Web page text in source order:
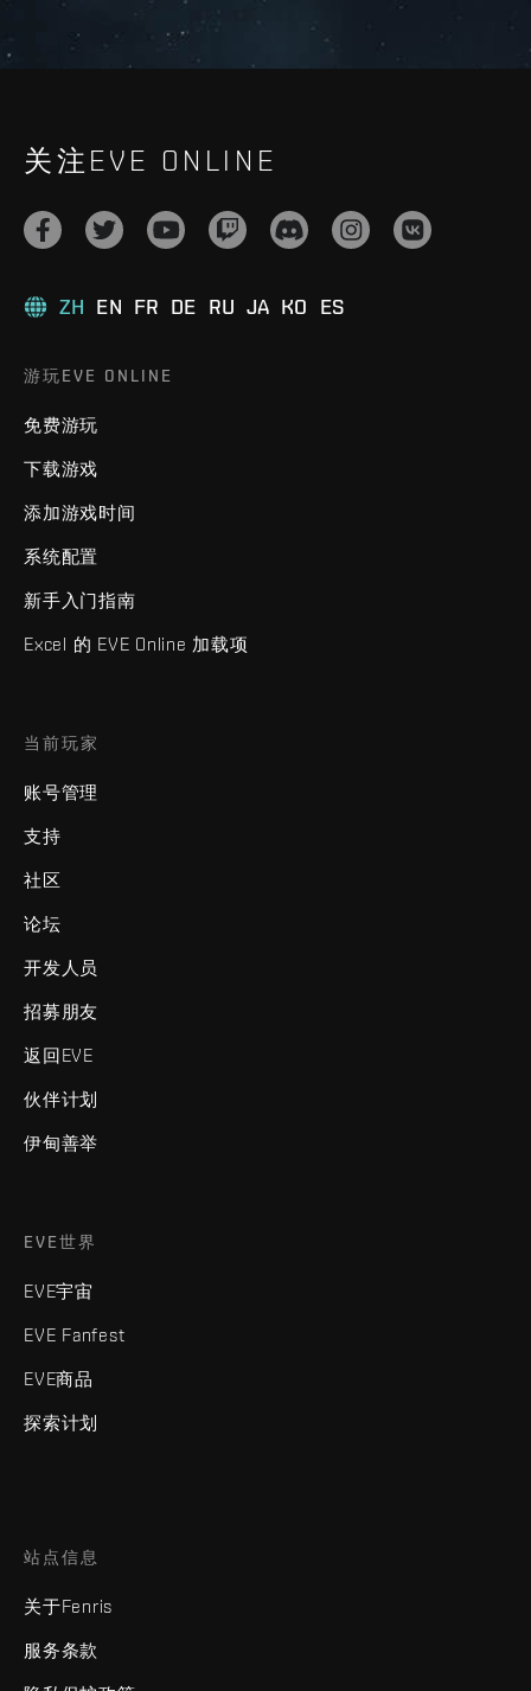
关注EVE ONLINE
ZH EN FR DE RU JA KO ES
游玩EVE ONLINE
免费游玩
下载游戏
添加游戏时间
系统配置
新手入门指南
Excel 的 EVE Online 加载项
当前玩家
账号管理
支持
社区
论坛
开发人员
招募朋友
返回EVE
伙伴计划
伊甸善举
EVE世界
EVE宇宙
EVE Fanfest
EVE商品
探索计划
站点信息
关于Fenris
服务条款